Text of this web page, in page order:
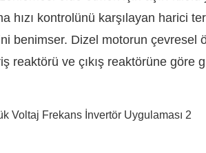
hızı kontrolünü karşılayan harici
benimser. Dizel motorun çevresel
reaktörü ve çıkış reaktörüne göre